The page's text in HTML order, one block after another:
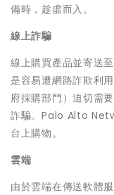
備時，趁虛而入。
線上詐騙
線上購買產品並寄送
是容易遭網路詐欺利
府採購部門）迫切需
詐騙。Palo Alto
台上購物。
雲端
由於雲端在傳送軟體